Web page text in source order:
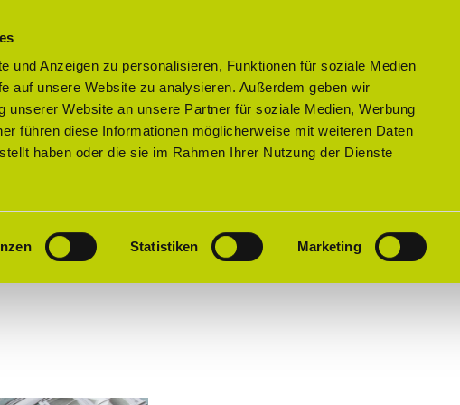
und Anzeigen zu personalisieren, Funktionen für soziale Medien
auf unsere Website zu analysieren. Außerdem geben wir
unserer Website an unsere Partner für soziale Medien, Werbung
führen diese Informationen möglicherweise mit weiteren Daten
haben oder die sie im Rahmen Ihrer Nutzung der Dienste
Statistiken Marketing